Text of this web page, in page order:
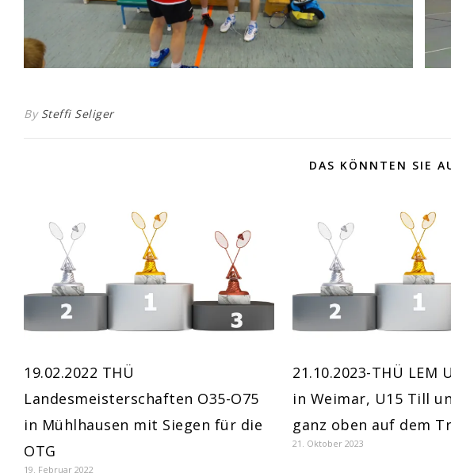
By Steffi Seliger
DAS KÖNNTEN SIE
19.02.2022 THÜ
Landesmeisterschaften O35-O75
in Mühlhausen mit Siegen für die
OTG
19. Februar 2022
21.10.2023-THÜ LEM
in Weimar, U15 Till
ganz oben auf dem
21. Oktober 2023